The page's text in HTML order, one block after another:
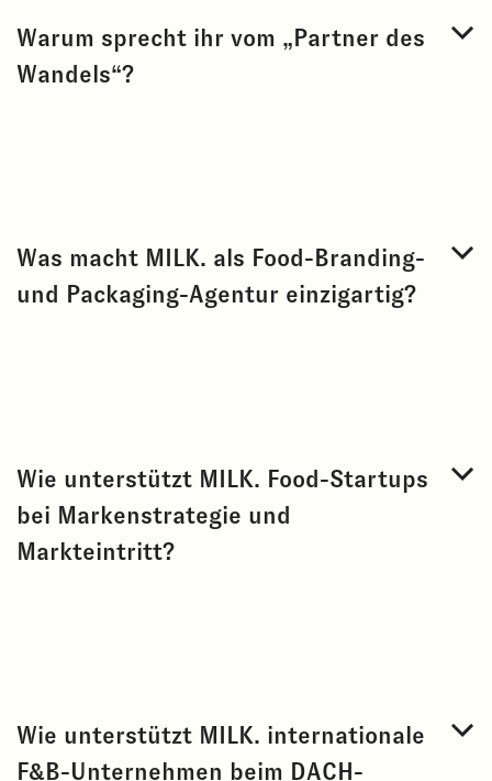
Warum sprecht ihr vom „Partner des
Wandels“?
Was macht MILK. als Food-Branding-
und Packaging-Agentur einzigartig?
Wie unterstützt MILK. Food-Startups
bei Markenstrategie und
Markteintritt?
Wie unterstützt MILK. internationale
F&B-Unternehmen beim DACH-